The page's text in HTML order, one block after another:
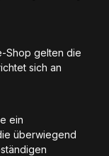
Shop gelten die
sich an
ein
überwiegend